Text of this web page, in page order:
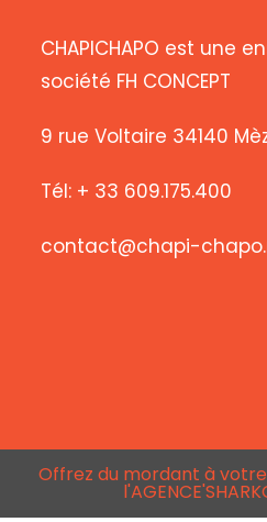
CHAPICHAPO est une
société FH CONCEPT
9 rue Voltaire 34140
Tél: + 33 609.175.400
contact@chapi-
Offrez du mordant à